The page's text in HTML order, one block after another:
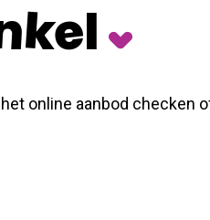
online aanbod checken